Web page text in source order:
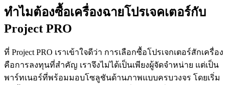
ทำไมต้องซื้อเครื่องฉายโปรเจคเตอร์กับ
Project PRO
ที่ Project PRO เราเข้าใจดีว่า การเลือกซื้อโปรเจกเตอร์สักเครื่อง
คือการลงทุนที่สำคัญ เราจึงไม่ได้เป็นเพียงผู้จัดจำหน่าย แต่เป็น
พาร์ทเนอร์ที่พร้อมมอบโซลูชันด้านภาพแบบครบวงจร โดยเริ่ม